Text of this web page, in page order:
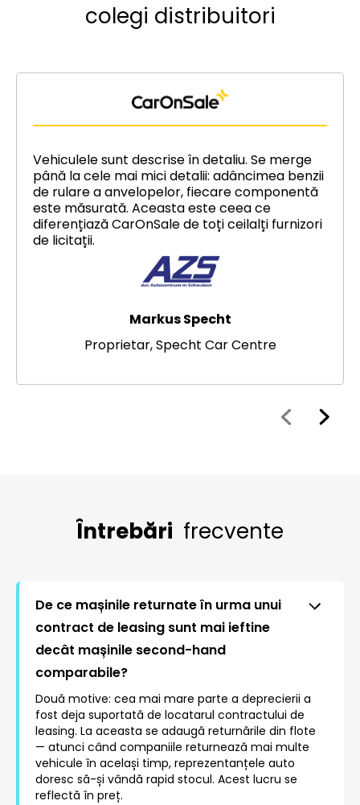
colegi distribuitori
Vehiculele sunt descrise în detaliu. Se merge
până la cele mai mici detalii: adâncimea benzii
de rulare a anvelopelor, fiecare componentă
este măsurată. Aceasta este ceea ce
diferențiază CarOnSale de toți ceilalți furnizori
de licitații.
Markus Specht
Proprietar, Specht Car Centre
Întrebări frecvente
De ce mașinile returnate în urma unui
contract de leasing sunt mai ieftine
decât mașinile second-hand
comparabile?
Două motive: cea mai mare parte a deprecierii a
fost deja suportată de locatarul contractului de
leasing. La aceasta se adaugă returnările din flote
— atunci când companiile returnează mai multe
vehicule în același timp, reprezentanțele auto
doresc să-și vândă rapid stocul. Acest lucru se
reflectă în preț.